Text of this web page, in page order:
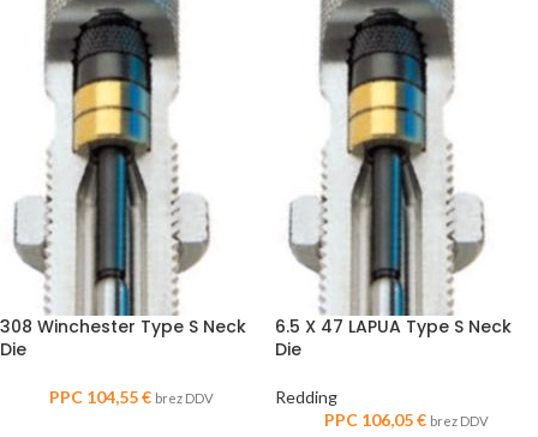
308 Winchester Type S Neck
Die
PPC 104,55€ brez DDV
6.5 X 47 LAPUA Type S Neck
Die
Redding
PPC 106,05€ brez DDV